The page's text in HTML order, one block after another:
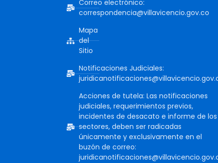
Correo electrónico:
correspondencia@villavicencio.gov.co
Mapa
del
Sitio
Notificaciones Judiciales:
Acciones de tutela: Las notificaciones
judiciales, requerimientos previos,
incidentes de desacato e informe de los
sectores, deben ser radicadas
únicamente y exclusivamente en el
buzón de correo: